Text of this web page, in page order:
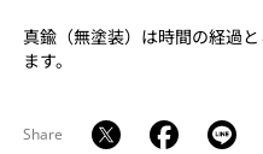
真鍮（無塗装）は時間の経過
ます。
Share